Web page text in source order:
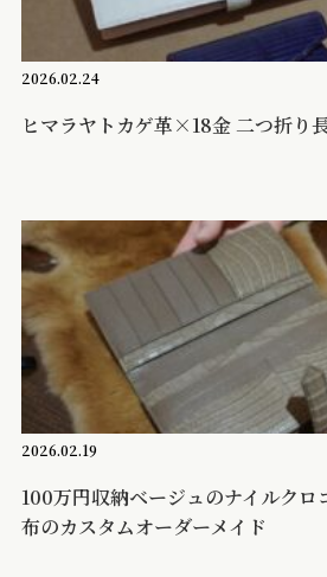
2026.02.24
ヒマラヤトカゲ革×18金 二つ折り
2026.02.19
100万円収納ベージュのナイルク
布のカスタムオーダーメイド